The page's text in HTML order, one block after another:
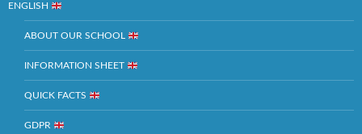
ENGLISH
ABOUT OUR SCHOOL
INFORMATION SHEET
QUICK FACTS
GDPR